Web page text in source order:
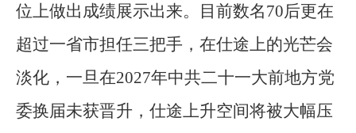
位上做出成绩展示出来。目前数名70后更在
超过一省市担任三把手，在仕途上的光芒会
淡化，一旦在2027年中共二十一大前地方党
委换届未获晋升，仕途上升空间将被大幅压